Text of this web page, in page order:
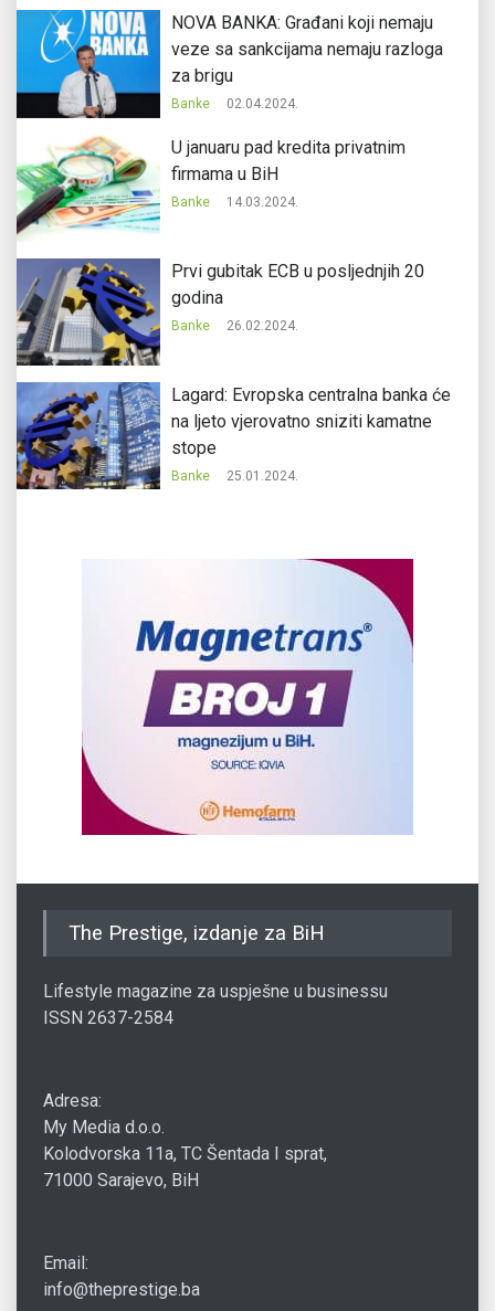
NOVA BANKA: Građani koji nemaju
veze sa sankcijama nemaju razloga
za brigu
Banke 02.04.2024.
U januaru pad kredita privatnim
firmama u BiH
Banke 14.03.2024.
Prvi gubitak ECB u posljednjih 20
godina
Banke 26.02.2024.
Lagard: Evropska centralna banka će
na ljeto vjerovatno sniziti kamatne
stope
Banke 25.01.2024.
The Prestige, izdanje za BiH
Lifestyle magazine za uspješne u businessu
ISSN 2637-2584
Adresa:
My Media d.o.o.
Kolodvorska 11a, TC Šentada I sprat,
71000 Sarajevo, BiH
Email:
info@theprestige.ba